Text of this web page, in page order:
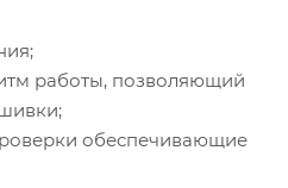
работы, позволяющий
обеспечивающие